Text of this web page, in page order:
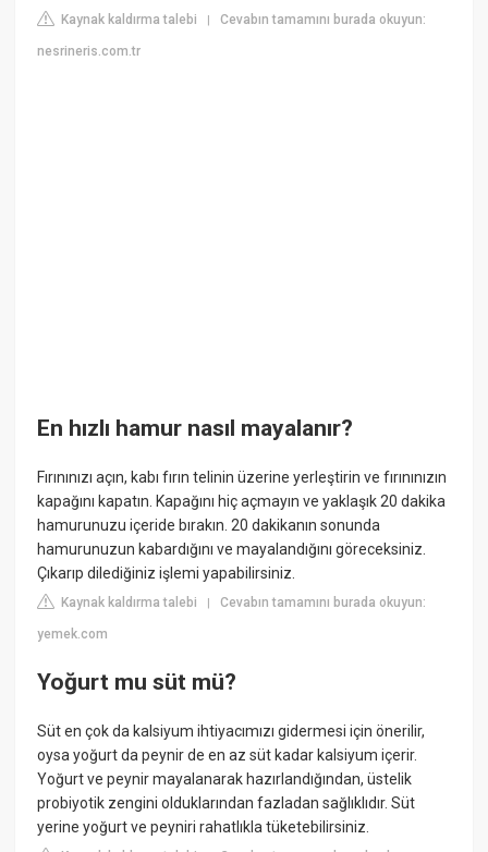
Kaynak kaldırma talebi |Cevabın tamamını burada okuyun:
nesrineris.com.tr
En hızlı hamur nasıl mayalanır?
Fırınınızı açın, kabı fırın telinin üzerine yerleştirin ve fırınınızın
kapağını kapatın. Kapağını hiç açmayın ve yaklaşık 20 dakika
hamurunuzu içeride bırakın. 20 dakikanın sonunda
hamurunuzun kabardığını ve mayalandığını göreceksiniz.
Çıkarıp dilediğiniz işlemi yapabilirsiniz.
Kaynak kaldırma talebi |Cevabın tamamını burada okuyun:
yemek.com
Yoğurt mu süt mü?
Süt en çok da kalsiyum ihtiyacımızı gidermesi için önerilir,
oysa yoğurt da peynir de en az süt kadar kalsiyum içerir.
Yoğurt ve peynir mayalanarak hazırlandığından, üstelik
probiyotik zengini olduklarından fazladan sağlıklıdır. Süt
yerine yoğurt ve peyniri rahatlıkla tüketebilirsiniz.